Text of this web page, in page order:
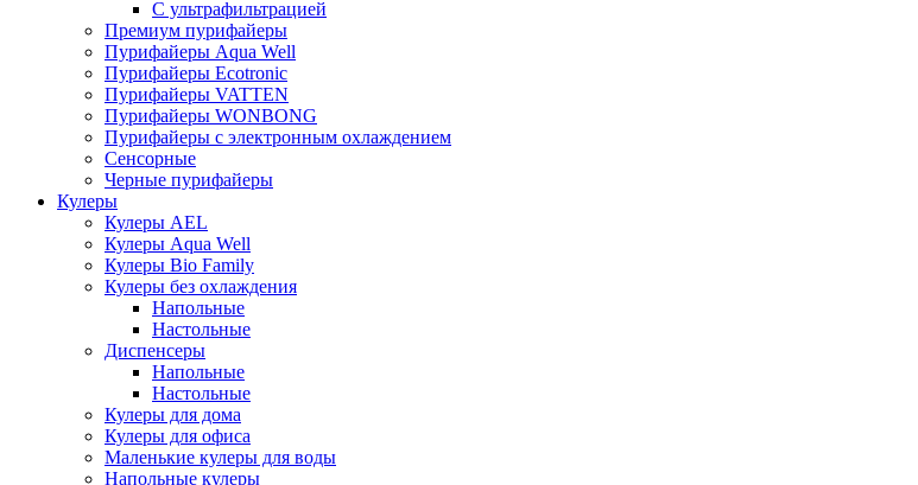
С ультрафильтрацией
Премиум пурифайеры
Пурифайеры Aqua Well
Пурифайеры Ecotronic
Пурифайеры VATTEN
Пурифайеры WONBONG
Пурифайеры с электронным охлаждением
Сенсорные
Черные пурифайеры
Кулеры
Кулеры AEL
Кулеры Aqua Well
Кулеры Bio Family
Кулеры без охлаждения
Напольные
Настольные
Диспенсеры
Напольные
Настольные
Кулеры для дома
Кулеры для офиса
Маленькие кулеры для воды
Напольные кулеры